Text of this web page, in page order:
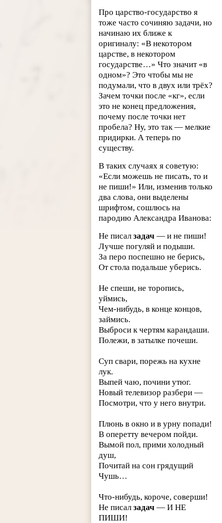
Про царство-государство я
тоже часто сочиняю задачи, но
начинаю их ближе к
оригиналу: «В некотором
царстве, в некотором
государстве…» Что значит «в
одном»? Это чтобы мы не
подумали, что в двух или трёх?
Зачем точки после «кг», если
это не конец предложения,
почему после точки нет
пробела? Ну, это так — мелкие
придирки. А теперь по
существу.
В таких случаях я советую:
«Если можешь не писать, то и
не пиши!» Или, изменив только
два слова, они выделены
шрифтом, сошлюсь на
пародию Александра Иванова:
Не писалзадач — и не пиши!
Лучше погуляй и подыши.
За перо поспешно не берись,
От стола подальше уберись.
Не спеши, не торопись,
уймись,
Чем-нибудь, в конце концов,
займись.
Выброси к чертям карандаши.
Полежи, в затылке почеши.
Суп свари, порежь на кухне
лук.
Выпей чаю, почини утюг.
Новый телевизор разбери —
Посмотри, что у него внутри.
Плюнь в окно и в урну попади!
В оперетту вечером пойди.
Вымой пол, прими холодный
душ,
Почитай на сон грядущий
Чушь…
Что-нибудь, короче, соверши!
Не писалзадач — И НЕ
ПИШИ!